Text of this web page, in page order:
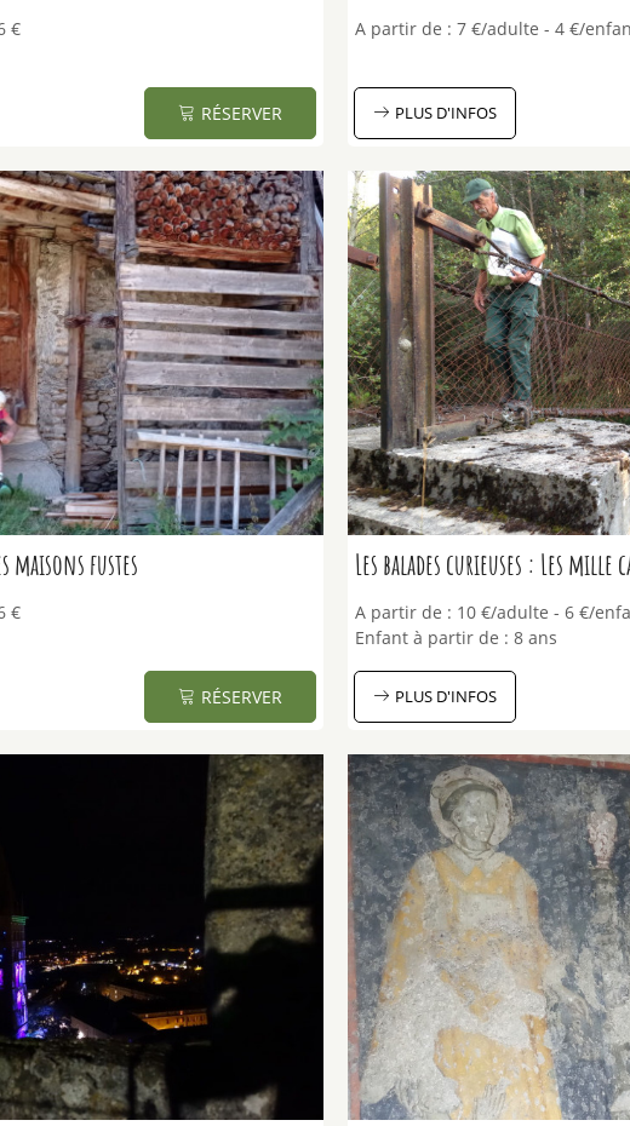
€
RÉSERVER
A partir de : 7 €/adulte 4 €/
PLUS D'INFOS
maisons fustes
€
RÉSERVER
Les balades curieuses : Les mille
A partir de : 10 €/adulte 6 €/
Enfant à partir de : 8 ans
PLUS D'INFOS